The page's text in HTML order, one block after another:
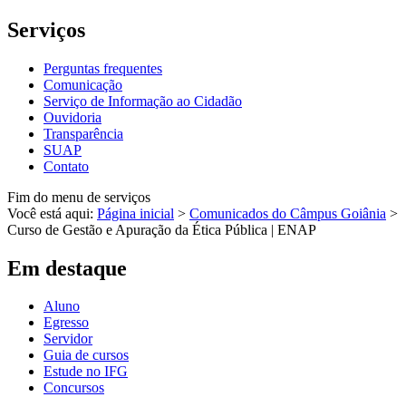
Serviços
Perguntas frequentes
Comunicação
Serviço de Informação ao Cidadão
Ouvidoria
Transparência
SUAP
Contato
Fim do menu de serviços
Você está aqui: Página inicial > Comunicados do Câmpus Goiânia >
Curso de Gestão e Apuração da Ética Pública | ENAP
Em destaque
Aluno
Egresso
Servidor
Guia de cursos
Estude no IFG
Concursos